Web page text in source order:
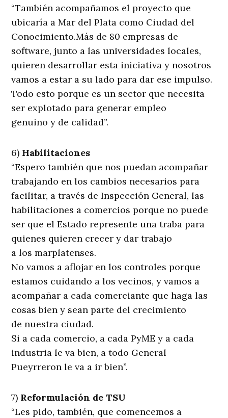
“También acompañamos el proyecto que
ubicaría a Mar del Plata como Ciudad del
Conocimiento.Más de 80 empresas de
software, junto a las universidades locales,
quieren desarrollar esta iniciativa y nosotros
vamos a estar a su lado para dar ese impulso.
Todo esto porque es un sector que necesita
ser explotado para generar empleo
genuino y de calidad”.
6) Habilitaciones
“Espero también que nos puedan acompañar
trabajando en los cambios necesarios para
facilitar, a través de Inspección General, las
habilitaciones a comercios porque no puede
ser que el Estado represente una traba para
quienes quieren crecer y dar trabajo
a los marplatenses.
No vamos a aflojar en los controles porque
estamos cuidando a los vecinos, y vamos a
acompañar a cada comerciante que haga las
cosas bien y sean parte del crecimiento
de nuestra ciudad.
Si a cada comercio, a cada PyME y a cada
industria le va bien, a todo General
Pueyrreron le va a ir bien”.
7) Reformulación de TSU
“Les pido, también, que comencemos a